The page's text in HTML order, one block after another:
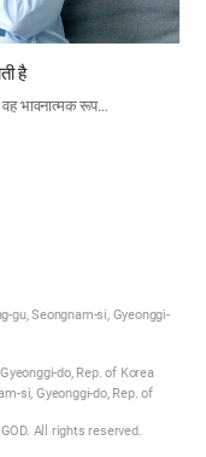
है
भावनात्मक रूप…
gu, Seongnam-si, Gyeonggi-
do, Rep. of Korea
si, Gyeonggi-do, Rep. of
All rights reserved.